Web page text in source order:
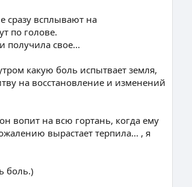
сразу всплывают на
по голове.
получила свое...
какую боль испытвает земля,
на восстановление и изменений
вопит на всю гортань, когда ему
вырастает терпила... , я
боль.)